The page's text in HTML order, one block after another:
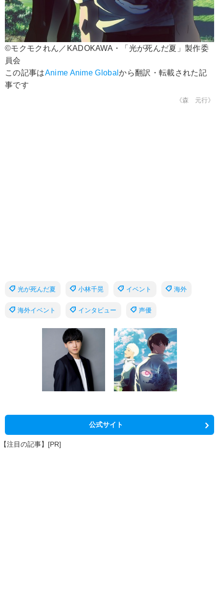
©モクモクれん／KADOKAWA・「光が死んだ夏」製作委
員会
この記事はAnime Anime Globalから翻訳・転載された記
事です
《森 元行》
光が死んだ夏 小林千晃 イベント 海外
海外イベント インタビュー 声優
公式サイト
【注目の記事】[PR]